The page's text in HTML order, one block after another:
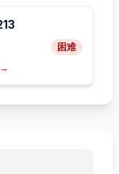
困难
→